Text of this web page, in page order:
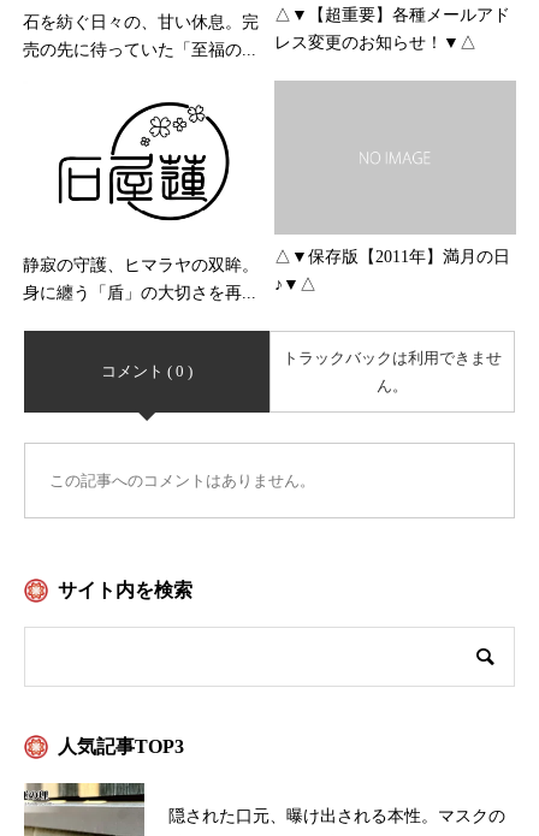
石を紡ぐ日々の、甘い休息。完
売の先に待っていた「至福の...
△▼【超重要】各種メールアド
レス変更のお知らせ！▼△
静寂の守護、ヒマラヤの双眸。
身に纏う「盾」の大切さを再...
△▼保存版【2011年】満月の日
♪▼△
コメント ( 0 )
トラックバックは利用できませ
ん。
この記事へのコメントはありません。
サイト内を検索
人気記事TOP3
隠された口元、曝け出される本性。マスクの